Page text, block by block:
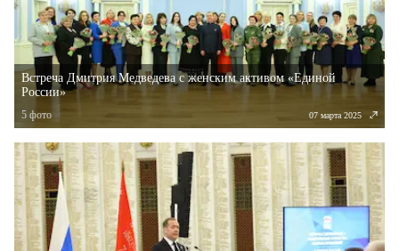
Встреча Дмитрия Медведева с женским активом «Единой
России»
5 фото 07 марта 2025